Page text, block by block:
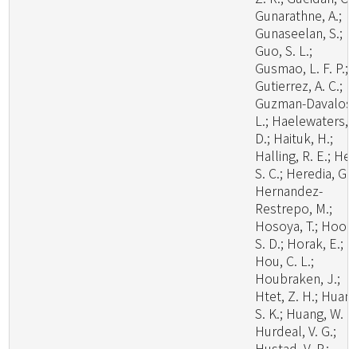
Gunarathne, A.;
Gunaseelan, S.;
Guo, S. L.;
Gusmao, L. F. P.;
Gutierrez, A. C.;
Guzman-Davalos,
L.; Haelewaters,
D.; Haituk, H.;
Halling, R. E.; He,
S. C.; Heredia, G.;
Hernandez-
Restrepo, M.;
Hosoya, T.; Hoog,
S. D.; Horak, E.;
Hou, C. L.;
Houbraken, J.;
Htet, Z. H.;
S. K.; Huang, W.
Hurdeal, V. G.;